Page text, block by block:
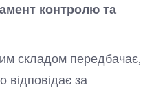
контролю та
складом передбачає,
відповідає за